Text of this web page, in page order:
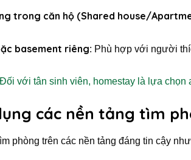
trong căn hộ (Shared house/
basement riêng: Phù hợp với người
Đối với tân sinh viên, homestay là lựa
các nền tảng tìm
phòng trên các nền tảng đáng tin cậy